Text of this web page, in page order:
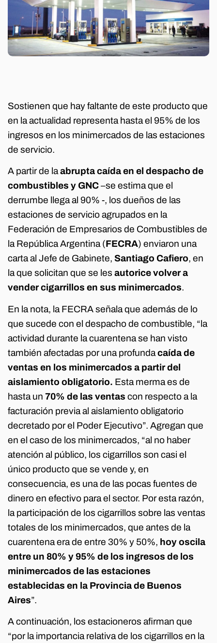
Sostienen que hay faltante de este producto que
en la actualidad representa hasta el 95% de los
ingresos en los minimercados de las estaciones
de servicio.
A partir de laabrupta caída en el despacho de
combustibles y GNC–se estima que el
derrumbe llega al 90% -, los dueños de las
estaciones de servicio agrupados en la
Federación de Empresarios de Combustibles de
la República Argentina (FECRA) enviaron una
carta al Jefe de Gabinete, Santiago Cafiero, en
la que solicitan que se les autorice volver a
vender cigarrillos en sus minimercados.
En la nota, la FECRA señala que además de lo
que sucede con el despacho de combustible, “la
actividad durante la cuarentena se han visto
también afectadas por una profundacaída de
ventas en los minimercados a partir del
aislamiento obligatorio. Esta merma es de
hasta un 70% de las ventas con respecto a la
facturación previa al aislamiento obligatorio
decretado por el Poder Ejecutivo”. Agregan que
en el caso de los minimercados, “al no haber
atención al público, los cigarrillos son casi el
único producto que se vende y, en
consecuencia, es una de las pocas fuentes de
dinero en efectivo para el sector. Por esta razón,
la participación de los cigarrillos sobre las ventas
totales de los minimercados, que antes de la
cuarentena era de entre 30% y 50%, hoy oscila
entre un 80% y 95% de los ingresos de los
minimercados de las estaciones
establecidas en la Provincia de Buenos
Aires”.
A continuación, los estacioneros afirman que
“por la importancia relativa de los cigarrillos en la